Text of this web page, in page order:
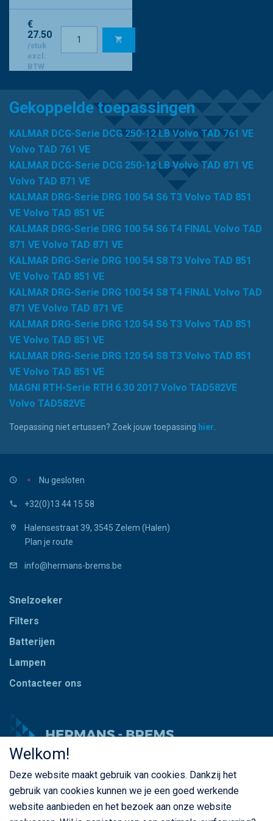
€
27.50
/stuk
excl.
BTW
Gekoppelde toepassingen
KALMAR DCG-Serie DCG 250-12 LB Volvo TAD 761 VE
Volvo TAD 761 VE
KALMAR DCG-Serie DCG 250-12 LB Volvo TAD 871 VE
Volvo TAD 871 VE
KALMAR DRG-Serie DRG 100 54 S6 T3 Volvo TAD 851
VE Volvo TAD 851 VE
KALMAR DRG-Serie DRG 100 54 S6 T4 FINAL Volvo TAD
871 VE Volvo TAD 871 VE
KALMAR DRG-Serie DRG 100 54 S8 T3 Volvo TAD 851
VE Volvo TAD 851 VE
KALMAR DRG-Serie DRG 100 54 S8 T4 FINAL Volvo TAD
871 VE Volvo TAD 871 VE
KALMAR DRG-Serie DRG 120 54 S6 T3 Volvo TAD 851
VE Volvo TAD 851 VE
KALMAR DRG-Serie DRG 120 54 S8 T3 Volvo TAD 851
VE Volvo TAD 851 VE
MAGNI RTH-Serie RTH 6.30 2017 Volvo TAD582VE
Volvo TAD582VE
Toepassing niet ertussen? Zoek jouw toepassing hier.
Nu gesloten
+32(0)13 44 15 58
Halensestraat 39, 3545 Zelem (Halen)
Plan je route
info@hermans-brems.be
Snelzoeker
Filters
Batterijen
Lampen
Contacteer ons
© Copyright Hermans - Brems 2026. Alle rechten
voorbehouden
Welkom!
Deze website maakt gebruik van cookies. Dankzij het
gebruik van cookies kunnen we je een goed werkende
website aanbieden en het bezoek aan onze website